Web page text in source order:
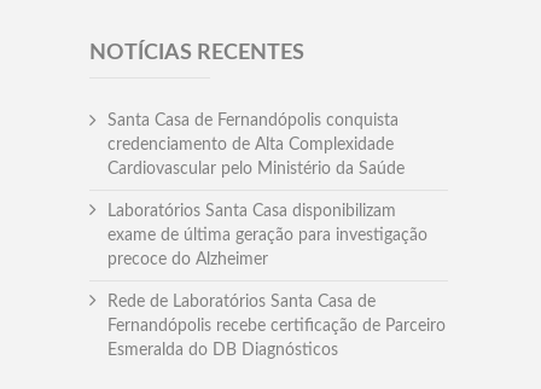
NOTÍCIAS RECENTES
Santa Casa de Fernandópolis conquista
credenciamento de Alta Complexidade
Cardiovascular pelo Ministério da Saúde
Laboratórios Santa Casa disponibilizam
exame de última geração para investigação
precoce do Alzheimer
Rede de Laboratórios Santa Casa de
Fernandópolis recebe certificação de Parceiro
Esmeralda do DB Diagnósticos